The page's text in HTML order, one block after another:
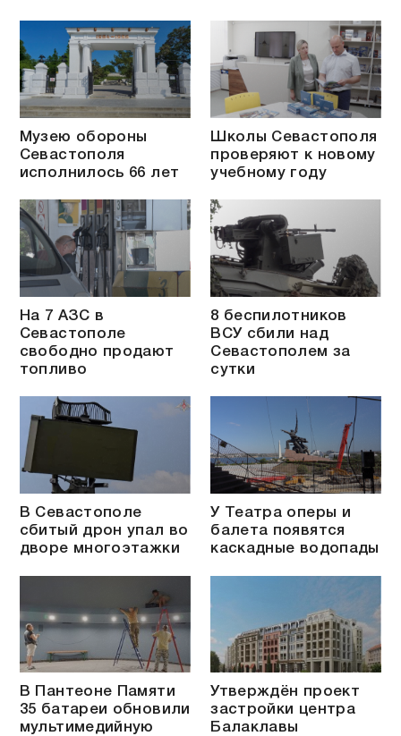
Музею обороны
Севастополя
исполнилось 66 лет
Школы Севастополя
проверяют к новому
учебному году
На 7 АЗС в
Севастополе
свободно продают
топливо
8 беспилотников
ВСУ сбили над
Севастополем за
сутки
В Севастополе
сбитый дрон упал во
дворе многоэтажки
У Театра оперы и
балета появятся
каскадные водопады
В Пантеоне Памяти
35 батареи обновили
мультимедийную
Утверждён проект
застройки центра
Балаклавы